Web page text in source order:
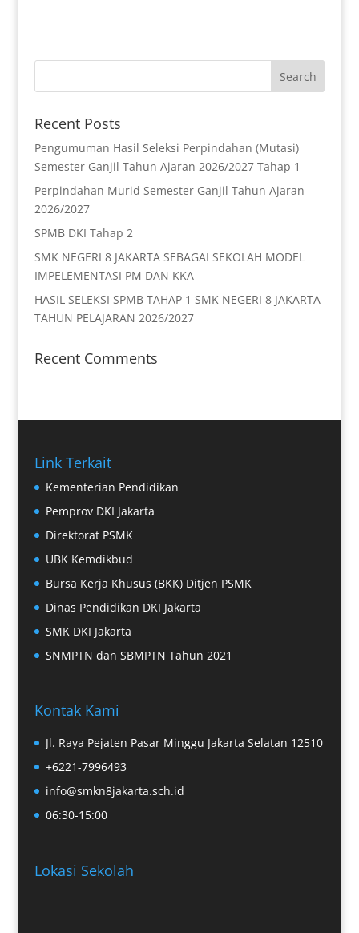
Recent Posts
Pengumuman Hasil Seleksi Perpindahan (Mutasi)
Semester Ganjil Tahun Ajaran 2026/2027 Tahap 1
Perpindahan Murid Semester Ganjil Tahun Ajaran
2026/2027
SPMB DKI Tahap 2
SMK NEGERI 8 JAKARTA SEBAGAI SEKOLAH MODEL
IMPELEMENTASI PM DAN KKA
HASIL SELEKSI SPMB TAHAP 1 SMK NEGERI 8 JAKARTA
TAHUN PELAJARAN 2026/2027
Recent Comments
Link Terkait
Kementerian Pendidikan
Pemprov DKI Jakarta
Direktorat PSMK
UBK Kemdikbud
Bursa Kerja Khusus (BKK) Ditjen PSMK
Dinas Pendidikan DKI Jakarta
SMK DKI Jakarta
SNMPTN dan SBMPTN Tahun 2021
Kontak Kami
Jl. Raya Pejaten Pasar Minggu Jakarta Selatan 12510
+6221-7996493
info@smkn8jakarta.sch.id
06:30-15:00
Lokasi Sekolah